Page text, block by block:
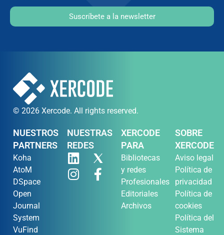
Suscríbete a la newsletter
© 2026 Xercode. All rights reserved.
NUESTROS
PARTNERS
Koha
AtoM
DSpace
Open
Journal
System
VuFind
NUESTRAS
REDES
XERCODE
PARA
Bibliotecas
y redes
Profesionales
Editoriales
Archivos
SOBRE
XERCODE
Aviso legal
Política de
privacidad
Política de
cookies
Política del
Sistema